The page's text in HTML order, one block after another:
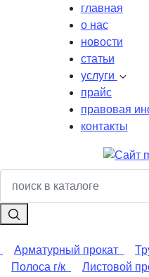
главная
о нас
новости
статьи
услуги
прайс
правовая
контакты
Арматурный прокат
Полоса г/к
Листовой